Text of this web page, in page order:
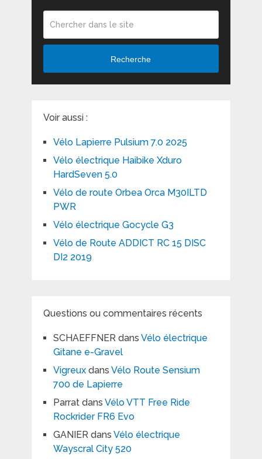
Recherche
Voir aussi :
Vélo Lapierre Pulsium 7.0 2025
Vélo électrique Haibike Xduro
HardSeven 5.0
Vélo de route Orbea Orca M30ILTD
PWR
Vélo électrique Gocycle G3
Vélo de Route ADDICT RC 15 DISC
DI2 2019
Questions ou commentaires récents
SCHAEFFNERdans Vélo électrique
Gitane e-Gravel
Vigreuxdans Vélo Route Sensium
700 de Lapierre
Parratdans Vélo VTT Free Ride
Rockrider FR6 Evo
GANIERdans Vélo électrique
Wayscral City 520